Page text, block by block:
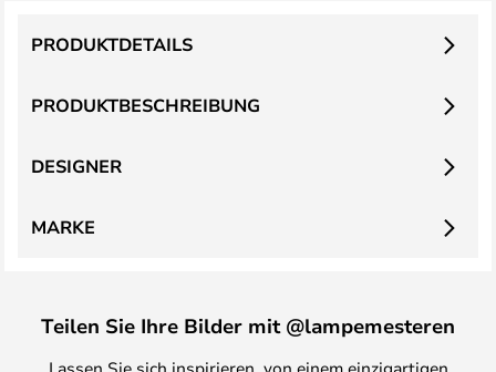
PRODUKTBESCHREIBUNG
PRODUKTDETAILS
DESIGNER
MARKE
Teilen Sie Ihre Bilder mit @lampemesteren
Lassen Sie sich inspirieren, von einem einzigartigen